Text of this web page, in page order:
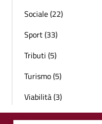
Sociale (22)
Sport (33)
Tributi (5)
Turismo (5)
Viabilità (3)